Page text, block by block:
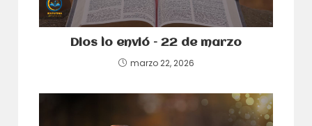
Dios lo envió – 22 de marzo
marzo 22, 2026